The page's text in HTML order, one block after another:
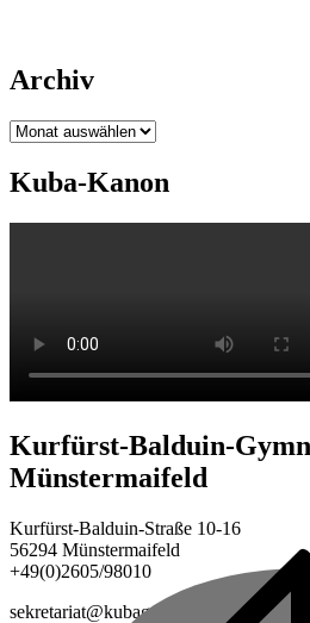
Archiv
Archiv
Kuba-Kanon
Kurfürst-Balduin-
Münstermaifeld
Kurfürst-Balduin-Straße 10-16
56294 Münstermaifeld
+49(0)2605/98010
sekretariat@kubagym.de